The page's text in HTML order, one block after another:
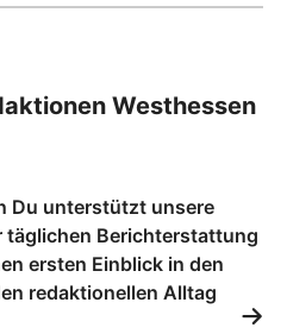
Westhessen
Du unterstützt unsere
täglichen Berichterstattung
ersten Einblick in den
redaktionellen Alltag